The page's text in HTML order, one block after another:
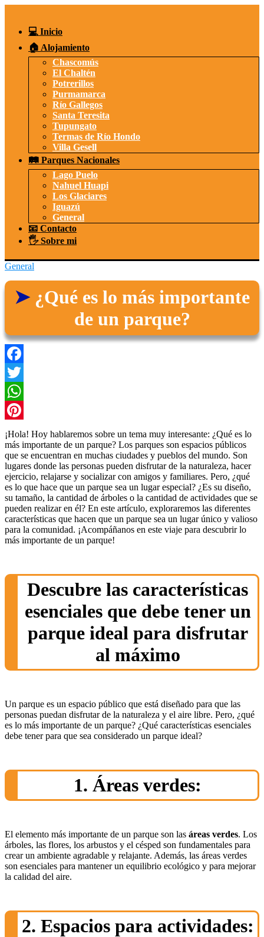
contenido💻 Inicio
🏠 Alojamiento
Chascomús
El Chaltén
Potrerillos
Purmamarca
Río Gallegos
Santa Teresita
Tupungato
Termas de Río Hondo
Villa Gesell
🛤️ Parques Nacionales
Lago Puelo
Nahuel Huapi
Los Glaciares
Iguazú
General
📧 Contacto
🖐️ Sobre mi
General
¿Qué es lo más importante
de un parque?
Facebook
Twitter
WhatsApp
Pinterest
¡Hola! Hoy hablaremos sobre un tema muy interesante: ¿Qué es lo
más importante de un parque? Los parques son espacios públicos
que se encuentran en muchas ciudades y pueblos del mundo. Son
lugares donde las personas pueden disfrutar de la naturaleza, hacer
ejercicio, relajarse y socializar con amigos y familiares. Pero, ¿qué
es lo que hace que un parque sea un lugar especial? ¿Es su diseño,
su tamaño, la cantidad de árboles o la cantidad de actividades que se
pueden realizar en él? En este artículo, exploraremos las diferentes
características que hacen que un parque sea un lugar único y valioso
para la comunidad. ¡Acompáñanos en este viaje para descubrir lo
más importante de un parque!
Descubre las características
esenciales que debe tener un
parque ideal para disfrutar
al máximo
Un parque es un espacio público que está diseñado para que las
personas puedan disfrutar de la naturaleza y el aire libre. Pero, ¿qué
es lo más importante de un parque? ¿Qué características esenciales
debe tener para que sea considerado un parque ideal?
1. Áreas verdes:
El elemento más importante de un parque son las áreas verdes. Los
árboles, las flores, los arbustos y el césped son fundamentales para
crear un ambiente agradable y relajante. Además, las áreas verdes
son esenciales para mantener un equilibrio ecológico y para mejorar
la calidad del aire.
2. Espacios para actividades: